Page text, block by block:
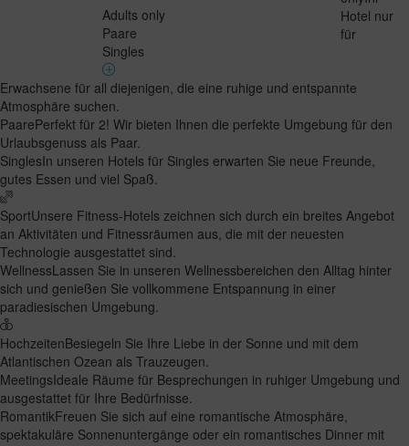
Adults only
Paare
Singles
Hotel nur
für
Erwachsene für all diejenigen, die eine ruhige und entspannte
Atmosphäre suchen.
PaarePerfekt für 2! Wir bieten Ihnen die perfekte Umgebung für den
Urlaubsgenuss als Paar.
SinglesIn unseren Hotels für Singles erwarten Sie neue Freunde,
gutes Essen und viel Spaß.
SportUnsere Fitness-Hotels zeichnen sich durch ein breites Angebot
an Aktivitäten und Fitnessräumen aus, die mit der neuesten
Technologie ausgestattet sind.
WellnessLassen Sie in unseren Wellnessbereichen den Alltag hinter
sich und genießen Sie vollkommene Entspannung in einer
paradiesischen Umgebung.
HochzeitenBesiegeln Sie Ihre Liebe in der Sonne und mit dem
Atlantischen Ozean als Trauzeugen.
MeetingsIdeale Räume für Besprechungen in ruhiger Umgebung und
ausgestattet für Ihre Bedürfnisse.
RomantikFreuen Sie sich auf eine romantische Atmosphäre,
spektakuläre Sonnenuntergänge oder ein romantisches Dinner mit